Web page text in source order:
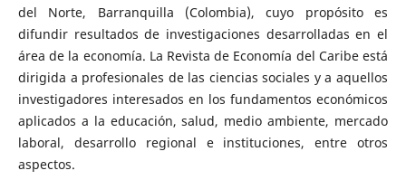
del Norte, Barranquilla (Colombia), cuyo propósito es
difundir resultados de investigaciones desarrolladas en el
área de la economía. La Revista de Economía del Caribe está
dirigida a profesionales de las ciencias sociales y a aquellos
investigadores interesados en los fundamentos económicos
aplicados a la educación, salud, medio ambiente, mercado
laboral, desarrollo regional e instituciones, entre otros
aspectos.